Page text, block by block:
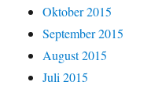
Oktober 2015
September 2015
August 2015
Juli 2015